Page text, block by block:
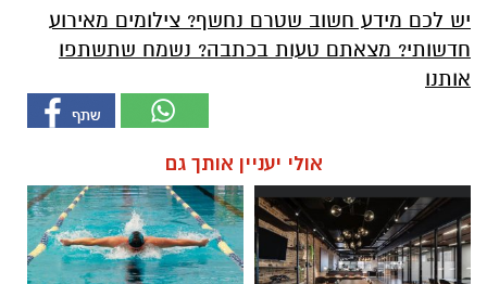
יש לכם מידע חשוב שטרם נחשף? צילומים מאירוע
חדשותי? מצאתם טעות בכתבה? נשמח שתשתפו
אותנו
אולי יעניין אותך גם